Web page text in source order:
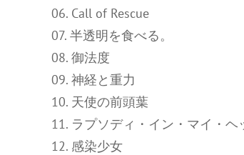
06. Call of Rescue
07. 半透明を食べる。
08. 御法度
09. 神経と重力
10. 天使の前頭葉
11. ラプソディ・イン・マイ・ヘ
12. 感染少女